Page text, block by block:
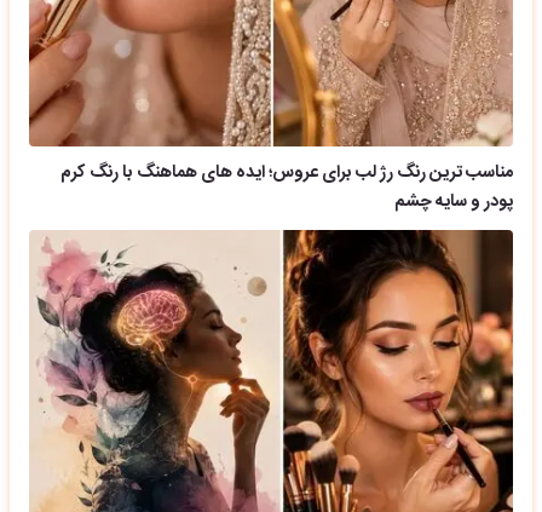
مناسب ترین رنگ رژ لب برای عروس؛ ایده های هماهنگ با رنگ کرم
پودر و سایه چشم